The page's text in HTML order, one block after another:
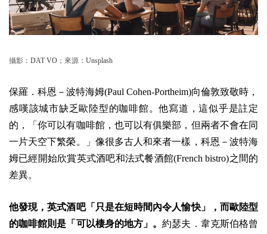
攝影： DAT VO ；來源： Unsplash
保羅．科恩－波特海姆(Paul Cohen-Portheim)向倫敦致敬時，
感嘆該城市缺乏歐陸型的咖啡館。他寫道，這似乎是註定
的，「你可以有咖啡館，也可以有俱樂部，但兩者不會在同
一片天空下繁榮。」像很多古人和來者一樣，科恩－波特海
姆已經開始欣賞英式酒吧和法式餐酒館(French bistro)之間的
差異。
他發現，英式酒吧「只是在短時間內令人愉快」，而歐陸型
的咖啡館則是「可以棲身的地方」。約瑟夫．韋克斯伯格曾